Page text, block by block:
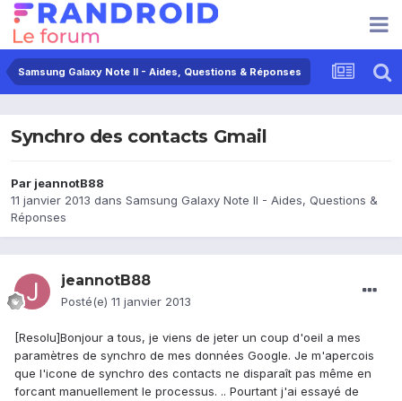
Samsung Galaxy Note II - Aides, Questions & Réponses
Synchro des contacts Gmail
Par jeannotB88
11 janvier 2013 dans Samsung Galaxy Note II - Aides, Questions &
Réponses
jeannotB88
Posté(e) 11 janvier 2013
[Resolu]Bonjour a tous, je viens de jeter un coup d'oeil a mes
paramètres de synchro de mes données Google. Je m'apercois
que l'icone de synchro des contacts ne disparaît pas même en
forcant manuellement le processus. .. Pourtant j'ai essayé de